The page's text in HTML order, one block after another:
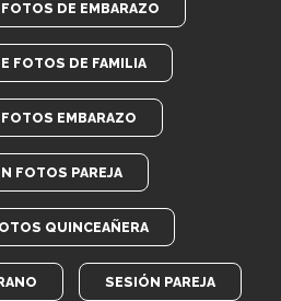
DE EMBARAZO
FOTOS DE FAMILIA
EMBARAZO
FOTOS PAREJA
QUINCEAÑERA
SESIÓN PAREJA